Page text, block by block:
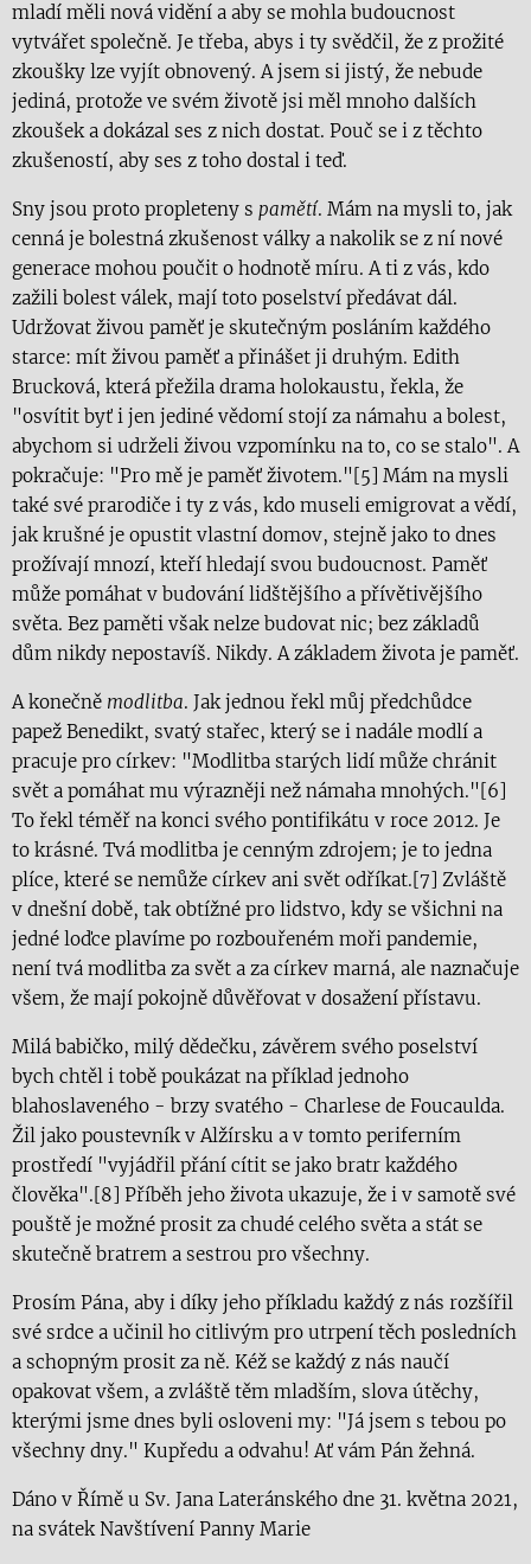
mladí měli nová vidění a aby se mohla budoucnost
vytvářet společně. Je třeba, abys i ty svědčil, že z prožité
zkoušky lze vyjít obnovený. A jsem si jistý, že nebude
jediná, protože ve svém životě jsi měl mnoho dalších
zkoušek a dokázal ses z nich dostat. Pouč se i z těchto
zkušeností, aby ses z toho dostal i teď.
Sny jsou proto propleteny s pamětí. Mám na mysli to, jak
cenná je bolestná zkušenost války a nakolik se z ní nové
generace mohou poučit o hodnotě míru. A ti z vás, kdo
zažili bolest válek, mají toto poselství předávat dál.
Udržovat živou paměť je skutečným posláním každého
starce: mít živou paměť a přinášet ji druhým. Edith
Brucková, která přežila drama holokaustu, řekla, že
"osvítit byť i jen jediné vědomí stojí za námahu a bolest,
abychom si udrželi živou vzpomínku na to, co se stalo". A
pokračuje: "Pro mě je paměť životem."[5] Mám na mysli
také své prarodiče i ty z vás, kdo museli emigrovat a vědí,
jak krušné je opustit vlastní domov, stejně jako to dnes
prožívají mnozí, kteří hledají svou budoucnost. Paměť
může pomáhat v budování lidštějšího a přívětivějšího
světa. Bez paměti však nelze budovat nic; bez základů
dům nikdy nepostavíš. Nikdy. A základem života je paměť.
A konečně modlitba. Jak jednou řekl můj předchůdce
papež Benedikt, svatý stařec, který se i nadále modlí a
pracuje pro církev: "Modlitba starých lidí může chránit
svět a pomáhat mu výrazněji než námaha mnohých."[6]
To řekl téměř na konci svého pontifikátu v roce 2012. Je
to krásné. Tvá modlitba je cenným zdrojem; je to jedna
plíce, které se nemůže církev ani svět odříkat.[7] Zvláště
v dnešní době, tak obtížné pro lidstvo, kdy se všichni na
jedné loďce plavíme po rozbouřeném moři pandemie,
není tvá modlitba za svět a za církev marná, ale naznačuje
všem, že mají pokojně důvěřovat v dosažení přístavu.
Milá babičko, milý dědečku, závěrem svého poselství
bych chtěl i tobě poukázat na příklad jednoho
blahoslaveného - brzy svatého - Charlese de Foucaulda.
Žil jako poustevník v Alžírsku a v tomto periferním
prostředí "vyjádřil přání cítit se jako bratr každého
člověka".[8] Příběh jeho života ukazuje, že i v samotě své
pouště je možné prosit za chudé celého světa a stát se
skutečně bratrem a sestrou pro všechny.
Prosím Pána, aby i díky jeho příkladu každý z nás rozšířil
své srdce a učinil ho citlivým pro utrpení těch posledních
a schopným prosit za ně. Kéž se každý z nás naučí
opakovat všem, a zvláště těm mladším, slova útěchy,
kterými jsme dnes byli osloveni my: "Já jsem s tebou po
všechny dny." Kupředu a odvahu! Ať vám Pán žehná.
Dáno v Římě u Sv. Jana Lateránského dne 31. května 2021,
na svátek Navštívení Panny Marie